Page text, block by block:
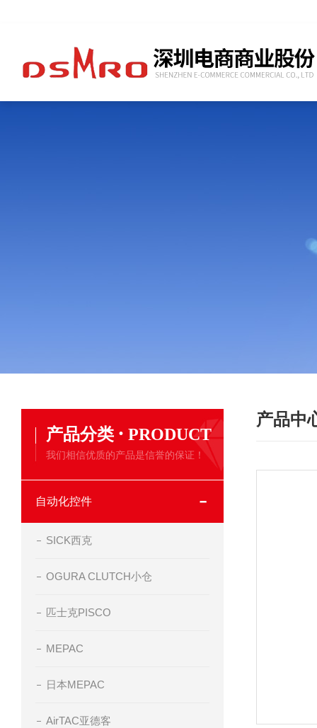
产品分类 · PRODUCT
我们相信优质的产品是信誉的保证！
自动化控件
SICK西克
OGURA CLUTCH小仓
匹士克PISCO
MEPAC
日本MEPAC
AirTAC亚德客
产品中